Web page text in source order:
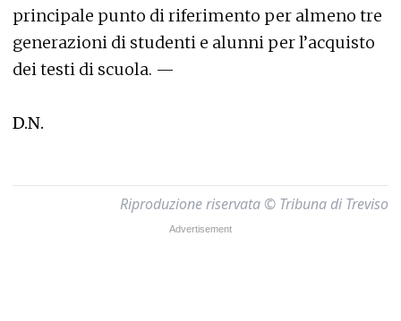
principale punto di riferimento per almeno tre
generazioni di studenti e alunni per l’acquisto
dei testi di scuola. —
D.N.
Riproduzione riservata © Tribuna di Treviso